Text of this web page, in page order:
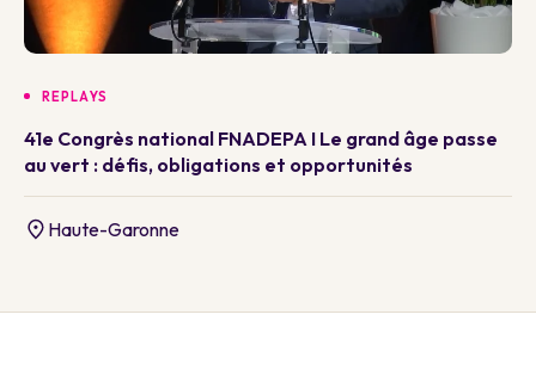
REPLAYS
41e Congrès national FNADEPA I Le grand âge passe
au vert : défis, obligations et opportunités
Haute-Garonne